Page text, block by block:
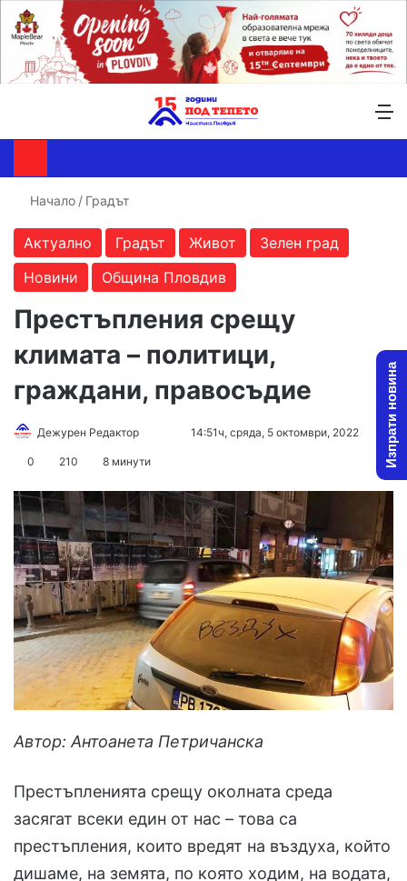
Начало / Градът
Актуално Градът Живот
Зелен град
Новини
Община Пловдив
Престъпления срещу
климата – политици,
граждани, правосъдие
Дежурен Редактор
Send14:51ч, сряда, 5 октомври, 2022
0 210 8 минути
Автор: Антоанета Петричанска
Престъпленията срещу околната среда
засягат всеки един от нас – това са
престъпления, които вредят на въздуха, който
дишаме, на земята, по която ходим, на водата,
Изпрати новина